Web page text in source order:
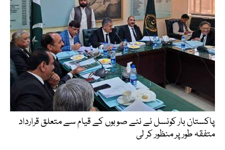
پاکستان بار کونسل نے نئے صوبوں کے قیام سے متعلق قرارداد
متفقہ طور پر منظور کر لی